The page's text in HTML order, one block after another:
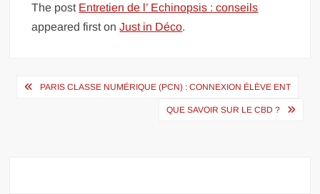
The post Entretien de l’ Echinopsis : conseils
appeared first onJust in Déco.
Navigation
PARIS CLASSE NUMÉRIQUE (PCN) : CONNEXION ÉLÈVE ENT
QUE SAVOIR SUR LE CBD ?